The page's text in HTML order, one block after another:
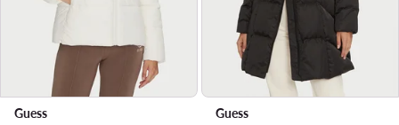
Guess
Guess